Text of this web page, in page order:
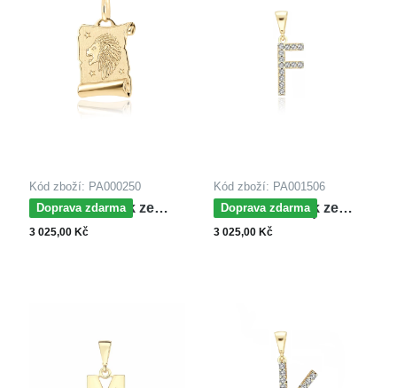
Kód zboží: PA000250
Doprava zdarma
MOISS přívěsek ze
žlutého zlata LEV
3 025,00 Kč
Kód zboží: PA001506
Doprava zdarma
MOISS přívěsek ze
žlutého zlata PÍSMENO
3 025,00 Kč